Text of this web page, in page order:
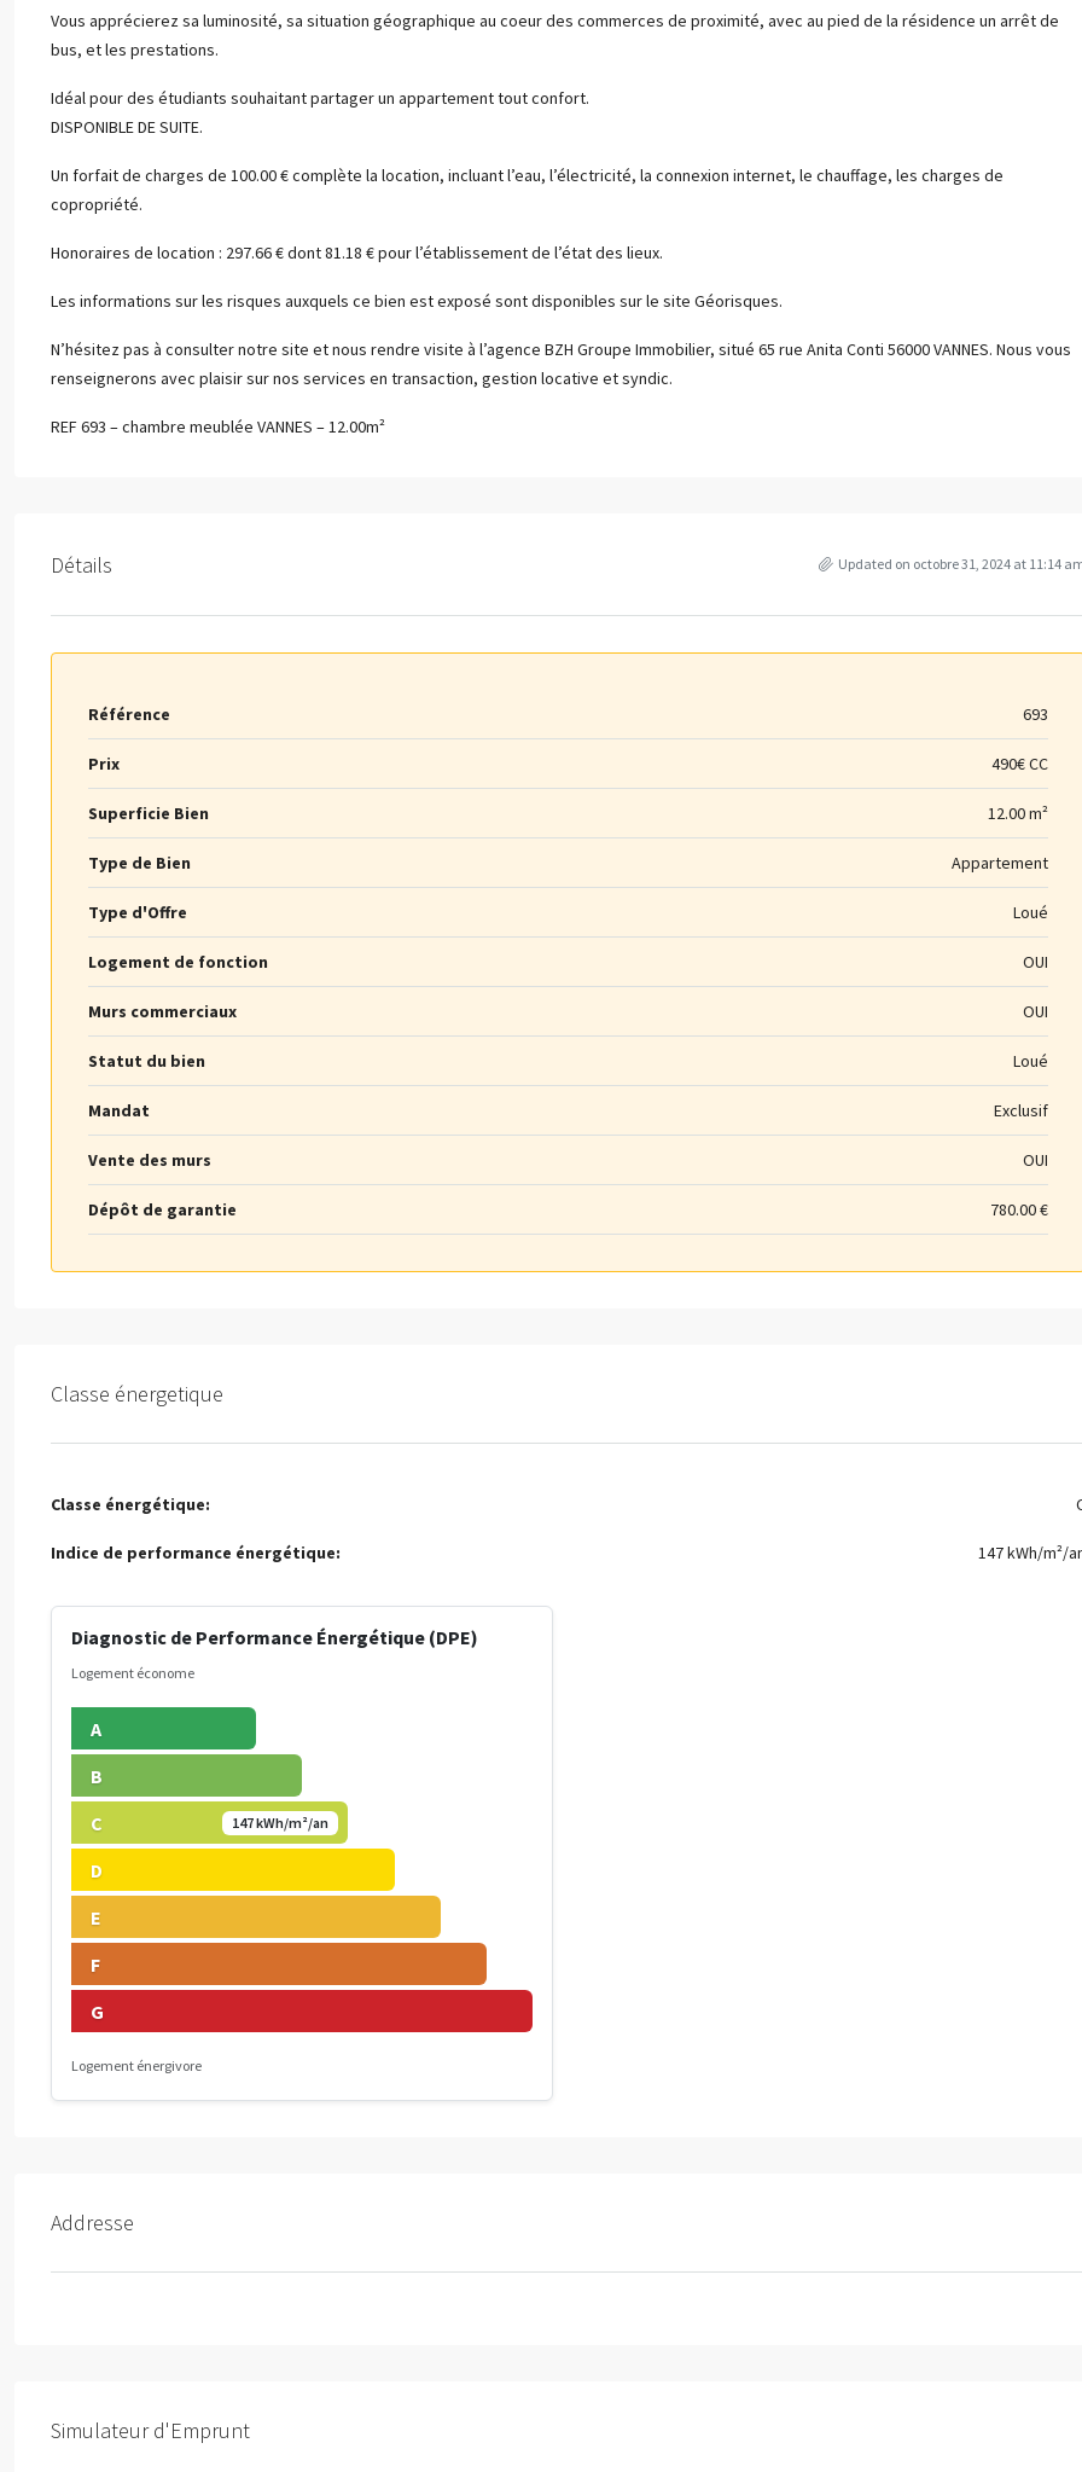
Vous apprécierez sa luminosité, sa situation géographique au coeur des commerces de proximité, avec au pied de la résidence un arrêt de
bus, et les prestations.
Idéal pour des étudiants souhaitant partager un appartement tout confort.
DISPONIBLE DE SUITE.
Un forfait de charges de 100.00 € complète la location, incluant l’eau, l’électricité, la connexion internet, le chauffage, les charges de
copropriété.
Honoraires de location : 297.66 € dont 81.18 € pour l’établissement de l’état des lieux.
Les informations sur les risques auxquels ce bien est exposé sont disponibles sur le site Géorisques.
N’hésitez pas à consulter notre site et nous rendre visite à l’agence BZH Groupe Immobilier, situé 65 rue Anita Conti 56000 VANNES. Nous vous
renseignerons avec plaisir sur nos services en transaction, gestion locative et syndic.
REF 693 – chambre meublée VANNES – 12.00m²
Détails Updated on octobre 31, 2024 at 11:14
Référence 693
Prix 490€ CC
Superficie Bien 12.00 m²
Type de Bien Appartement
Type d'Offre Loué
Logement de fonction OUI
Murs commerciaux OUI
Statut du bien Loué
Mandat Exclusif
Vente des murs OUI
Dépôt de garantie 780.00 €
Classe énergetique
Classe énergétique:
Indice de performance énergétique: 147 kWh/m²/
Diagnostic de Performance Énergétique (DPE)
Logement économe
A
B
C
147 kWh/m²/an
D
E
F
G
Logement énergivore
Addresse
Simulateur d'Emprunt